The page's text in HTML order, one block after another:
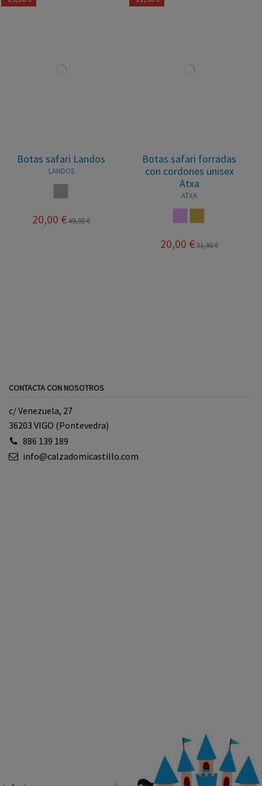
Botas safari Landos
LANDOS
20,00 €49,00 €
Botas safari forradas
con cordones unisex
Atxa
ATXA
20,00 €31,90 €
CONTACTA CON NOSOTROS
c/ Venezuela, 27
36203 VIGO (Pontevedra)
886 139 189
info@calzadomicastillo.com